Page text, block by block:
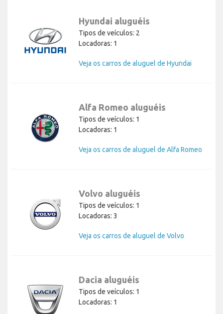
Hyundai aluguéis
Tipos de veículos: 2
Locadoras: 1
Veja os carros de aluguel de Hyundai
Alfa Romeo aluguéis
Tipos de veículos: 1
Locadoras: 1
Veja os carros de aluguel de Alfa Romeo
Volvo aluguéis
Tipos de veículos: 1
Locadoras: 3
Veja os carros de aluguel de Volvo
Dacia aluguéis
Tipos de veículos: 1
Locadoras: 1